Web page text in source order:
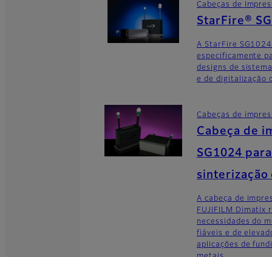
Cabeças de
StarFire®
A StarFire
especificamente
designs de
e de digitalização
Cabeças de
Cabeça de
SG1024
sinterização
A cabeça de
FUJIFILM Dimatix
necessidades do
fiáveis e de
aplicações de